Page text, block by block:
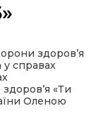
здоров’я
у справах
«Ти
Оленою